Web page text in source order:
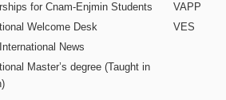
for Cnam-Enjmin Students
Welcome Desk
News
Master’s degree (Taught in
VAPP
VES